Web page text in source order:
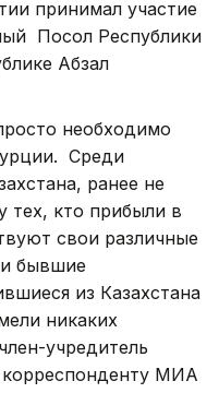
принимал участие
Посол Республики
Абзал
необходимо
Среди
ранее не
тех, кто прибыли в
свои различные
бывшие
из Казахстана
никаких
учредитель
МИА